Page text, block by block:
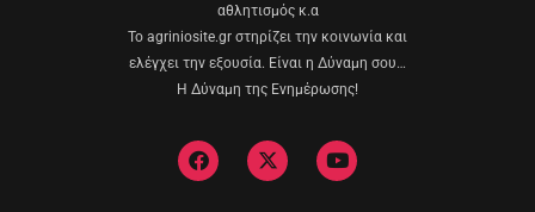
αθλητισμός κ.α
Το agriniosite.gr στηρίζει την κοινωνία και
ελέγχει την εξουσία. Είναι η Δύναμη σου…
Η Δύναμη της Ενημέρωσης!